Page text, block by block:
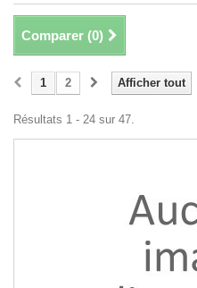
Comparer (0)
Afficher tout
1 2
Résultats 1 - 24 sur 47.